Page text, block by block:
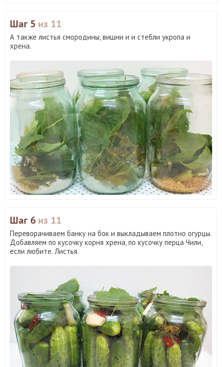
Шаг 5 из 11
А также листья смородины, вишни и и стебли укропа и
хрена.
Шаг 6 из 11
Переворачиваем банку на бок и выкладываем плотно огурцы.
Добавляем по кусочку корня хрена, по кусочку перца Чили,
если любите. Листья.